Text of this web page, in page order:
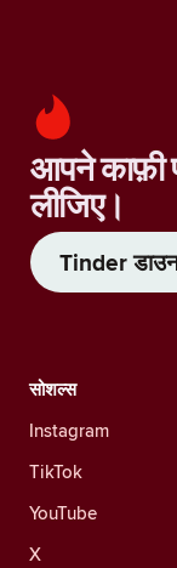
आपने काफ़ी
लीजिए।
Tinder
सोशल्स
Instagram
TikTok
YouTube
X